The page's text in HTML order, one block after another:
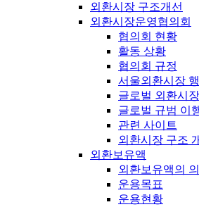
외환시장 구조개선
외환시장운영협의회
협의회 현황
활동 상황
협의회 규정
서울외환시장
글로벌 외환시
글로벌 규범 이
관련 사이트
외환시장 구조
외환보유액
외환보유액의
운용목표
운용현황